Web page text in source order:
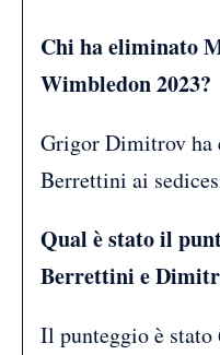
Chi ha eliminato
Wimbledon 2023?
Grigor Dimitrov
Berrettini ai
Qual è stato il
Berrettini e
Il punteggio è